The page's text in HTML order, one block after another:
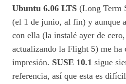
Ubuntu 6.06 LTS (Long Term
(el 1 de junio, al fin) y aunque
con ella (la instalé ayer de
actualizando la Flight 5) me ha
impresión. SUSE 10.1 sigue
referencia, así que esta es